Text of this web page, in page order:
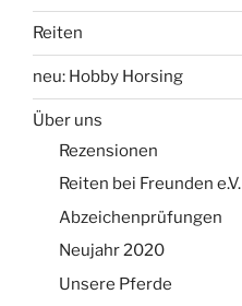
Reiten
neu: Hobby Horsing
Über uns
Rezensionen
Reiten bei Freunden e.V.
Abzeichenprüfungen
Neujahr 2020
Unsere Pferde